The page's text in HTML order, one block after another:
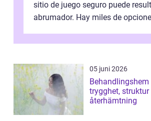
sitio de juego seguro puede
abrumador. Hay miles de
05 juni 2026
trygghet, struktur
återhämtning